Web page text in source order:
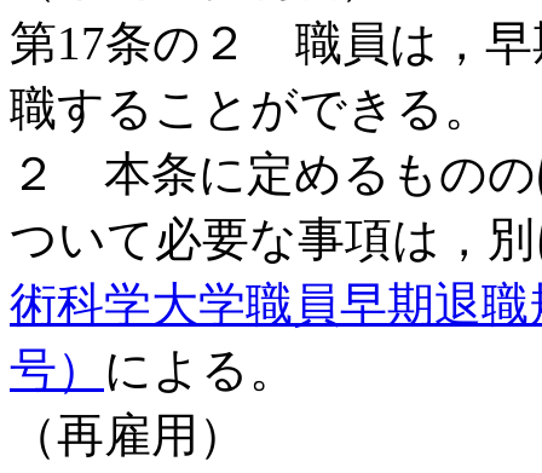
第17条の２ 職員は，早
職することができる。
２ 本条に定めるもの
ついて必要な事項は，
術科学大学職員早期退
号） による。
（再雇用）